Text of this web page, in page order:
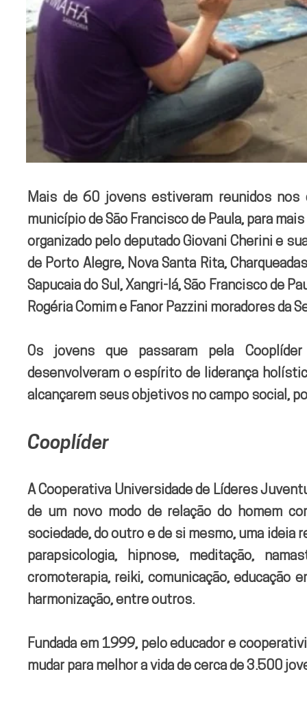
Mais de 60 jovens estiveram reunidos
município de São Francisco de Paula, para
organizado pelo deputado Giovani Cherini e
de Porto Alegre, Nova Santa Rita,
Sapucaia do Sul, Xangri-lá, São Francisco de
Rogéria Comim e Fanor Pazzini moradores da
Os jovens que passaram pela
desenvolveram o espírito de liderança
alcançarem seus objetivos no campo social,
Cooplíder
A Cooperativa Universidade de Líderes
de um novo modo de relação do homem
sociedade, do outro e de si mesmo, uma
parapsicologia, hipnose, meditação,
cromoterapia, reiki, comunicação, educação
harmonização, entre outros.
Fundada em 1999, pelo educador e
mudar para melhor a vida de cerca de 3.500